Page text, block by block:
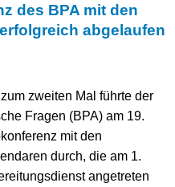
des BPA mit den
abgelaufen
zweiten Mal führte der
Fragen (BPA) am 19.
mit den
durch, die am 1.
angetreten